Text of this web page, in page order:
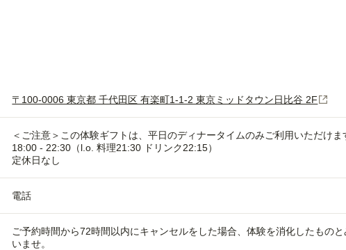
〒100-0006 東京都 千代田区 有楽町1-1-2 東京ミッドタウン日比谷 2F
＜ご注意＞この体験ギフトは、平日のディナータイムのみご利用いただけま
18:00 - 22:30（l.o. 料理21:30 ドリンク22:15）
定休日なし
電話
ご予約時間から72時間以内にキャンセルをした場合、体験を消化したもの
いませ。